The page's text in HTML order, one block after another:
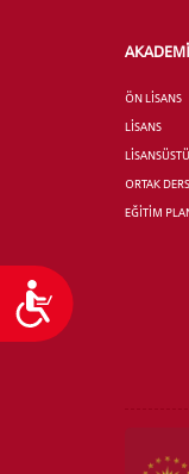
Ulaşılabilirlik
ÖN LİSANS
LİSANS
LİSANSÜSTÜ
ORTAK
EĞİTİM